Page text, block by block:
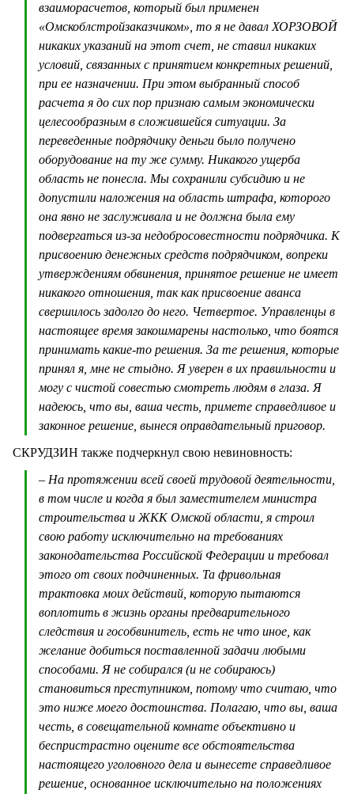
взаиморасчетов, который был применен
«Омскоблстройзаказчиком», то я не давал ХОРЗОВОЙ
никаких указаний на этот счет, не ставил никаких
условий, связанных с принятием конкретных решений,
при ее назначении. При этом выбранный способ
расчета я до сих пор признаю самым экономически
целесообразным в сложившейся ситуации. За
переведенные подрядчику деньги было получено
оборудование на ту же сумму. Никакого ущерба
область не понесла. Мы сохранили субсидию и не
допустили наложения на область штрафа, которого
она явно не заслуживала и не должна была ему
подвергаться из-за недобросовестности подрядчика. К
присвоению денежных средств подрядчиком, вопреки
утверждениям обвинения, принятое решение не имеет
никакого отношения, так как присвоение аванса
свершилось задолго до него. Четвертое. Управленцы в
настоящее время закошмарены настолько, что боятся
принимать какие-то решения. За те решения, которые
принял я, мне не стыдно. Я уверен в их правильности и
могу с чистой совестью смотреть людям в глаза. Я
надеюсь, что вы, ваша честь, примете справедливое и
законное решение, вынеся оправдательный приговор.
СКРУДЗИН также подчеркнул свою невиновность:
– На протяжении всей своей трудовой деятельности,
в том числе и когда я был заместителем министра
строительства и ЖКК Омской области, я строил
свою работу исключительно на требованиях
законодательства Российской Федерации и требовал
этого от своих подчиненных. Та фривольная
трактовка моих действий, которую пытаются
воплотить в жизнь органы предварительного
следствия и гособвинитель, есть не что иное, как
желание добиться поставленной задачи любыми
способами. Я не собирался (и не собираюсь)
становиться преступником, потому что считаю, что
это ниже моего достоинства. Полагаю, что вы, ваша
честь, в совещательной комнате объективно и
беспристрастно оцените все обстоятельства
настоящего уголовного дела и вынесете справедливое
решение, основанное исключительно на положениях